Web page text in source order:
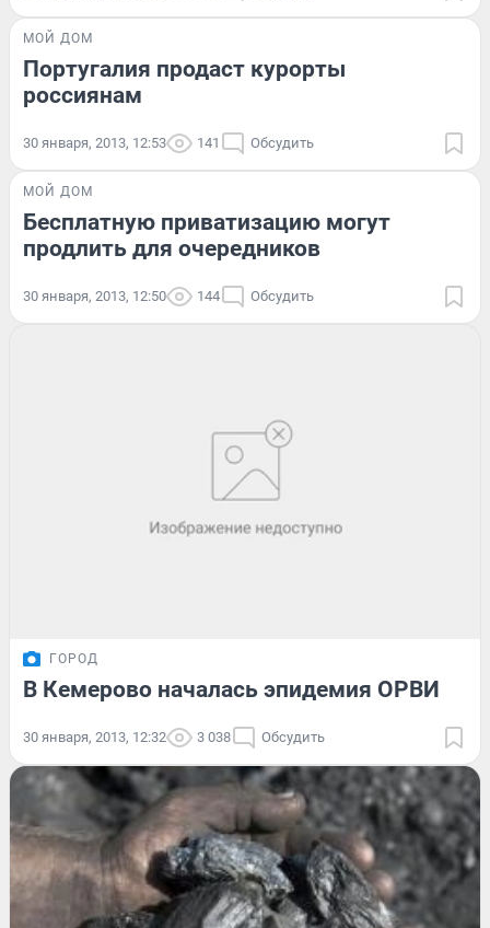
МОЙ ДОМ
Португалия продаст курорты
россиянам
30 января, 2013, 12:53 141 Обсудить
МОЙ ДОМ
Бесплатную приватизацию могут
продлить для очередников
30 января, 2013, 12:50 144 Обсудить
ГОРОД
В Кемерово началась эпидемия ОРВИ
30 января, 2013, 12:32 3 038 Обсудить